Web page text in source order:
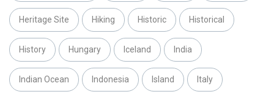
Heritage Site Hiking Historic Historical
History Hungary Iceland India
Indian Ocean Indonesia Island Italy